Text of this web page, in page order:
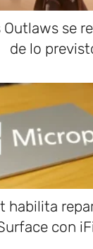
Outlaws se
de lo
habilita
con